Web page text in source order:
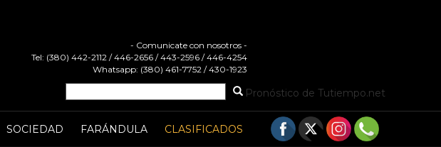
- Comunicate con nosotros -
Tel: (380) 442-2112 / 446-2656 / 443-2596 / 446-4254
Whatsapp: (380) 461-7752 / 430-1923
Pronóstico de Tutiempo.net
SOCIEDAD FARÁNDULA CLASIFICADOS